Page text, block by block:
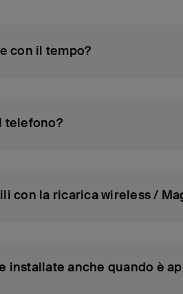
con il tempo?
telefono?
con la ricarica wireless /
installate anche quando è